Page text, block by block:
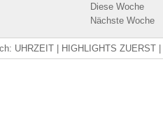
Diese Woche
Nächste Woche
UHRZEIT HIGHLIGHTS ZUERST